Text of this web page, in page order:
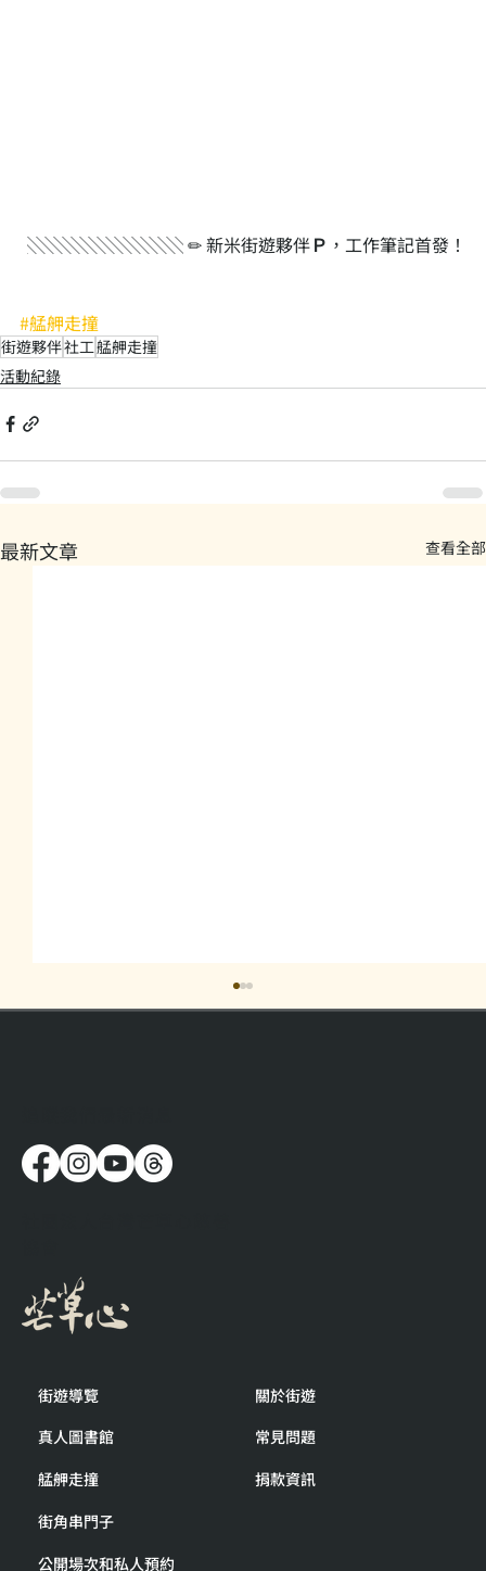
░░░░░░░░░ ✏ 新米街遊夥伴Ｐ ，工作筆記首發！
#艋舺走撞
街遊夥伴社工艋舺走撞
活動紀錄
最新文章 查看全部
流浪時，人都在想些什麼呢？
街遊導覽
真人圖書館
艋舺走撞
街角串門子
公開場次和私人預約
關於街遊
常見問題
捐款資訊